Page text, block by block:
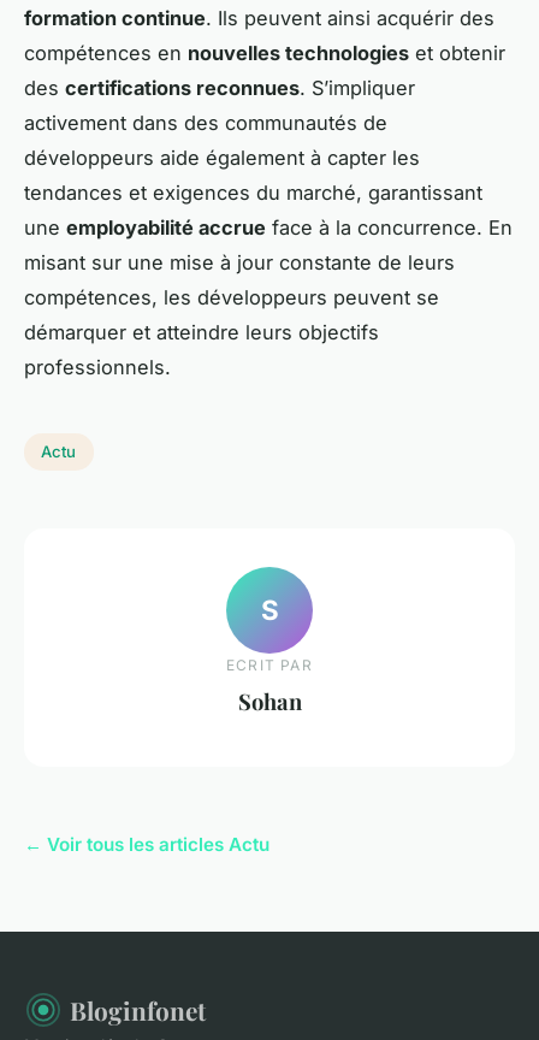
formation continue. Ils peuvent ainsi acquérir des
compétences en nouvelles technologies et obtenir
des certifications reconnues. S’impliquer
activement dans des communautés de
développeurs aide également à capter les
tendances et exigences du marché, garantissant
une employabilité accrue face à la concurrence. En
misant sur une mise à jour constante de leurs
compétences, les développeurs peuvent se
démarquer et atteindre leurs objectifs
professionnels.
Actu
S
ECRIT PAR
Sohan
← Voir tous les articles Actu
Bloginfonet